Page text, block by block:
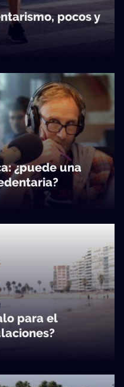
pocos y
¿puede una
para el